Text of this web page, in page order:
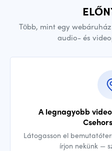
Több, mint egy
audio- és
A legnagyobb
Látogasson el
írjon nekünk —